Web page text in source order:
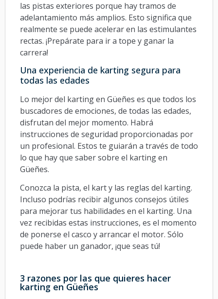
las pistas exteriores porque hay tramos de
adelantamiento más amplios. Esto significa que
realmente se puede acelerar en las estimulantes
rectas. ¡Prepárate para ir a tope y ganar la
carrera!
Una experiencia de karting segura para
todas las edades
Lo mejor del karting en Güeñes es que todos los
buscadores de emociones, de todas las edades,
disfrutan del mejor momento. Habrá
instrucciones de seguridad proporcionadas por
un profesional. Estos te guiarán a través de todo
lo que hay que saber sobre el karting en
Güeñes.
Conozca la pista, el kart y las reglas del karting.
Incluso podrías recibir algunos consejos útiles
para mejorar tus habilidades en el karting. Una
vez recibidas estas instrucciones, es el momento
de ponerse el casco y arrancar el motor. Sólo
puede haber un ganador, ¡que seas tú!
3 razones por las que quieres hacer
karting en Güeñes